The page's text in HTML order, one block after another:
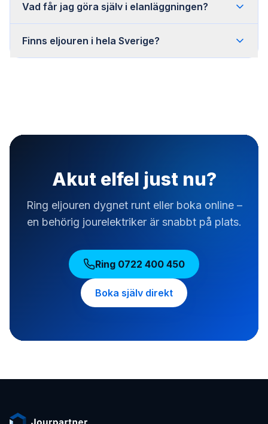
Vad får jag göra själv i elanläggningen?
Finns eljouren i hela Sverige?
Akut elfel just nu?
Ring eljouren dygnet runt eller boka online –
en behörig jourelektriker är snabbt på plats.
Ring 0722 400 450
Boka själv direkt